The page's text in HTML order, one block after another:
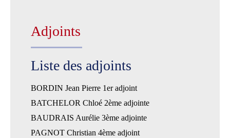
Adjoints
Liste des adjoints
BORDIN Jean Pierre 1er adjoint
BATCHELOR Chloé 2ème adjointe
BAUDRAIS Aurélie 3ème adjointe
PAGNOT Christian 4ème adjoint